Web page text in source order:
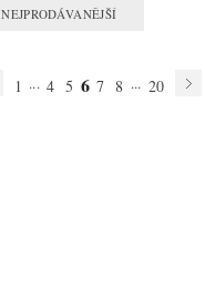
NEJPRODÁVANĚJŠÍ
1 ... 4 5 6 7 8 ... 20